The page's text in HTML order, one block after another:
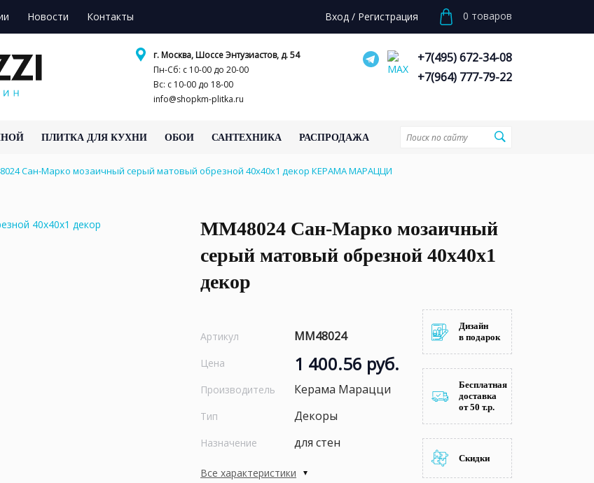
Новости Контакты Вход / Регистрация 0 товаров
г. Москва, Шоссе Энтузиастов, д. 54
Пн-Сб: с 10-00 до 20-00
Вс: с 10-00 до 18-00
info@shopkm-plitka.ru
+7(495) 672-34-08
+7(964) 777-79-22
ПЛИТКА ДЛЯ КУХНИ ОБОИ САНТЕХНИКА РАСПРОДАЖА
Сан-Марко мозаичный серый матовый обрезной 40x40x1 декор КЕРАМА МАРАЦЦИ
MM48024 Сан-Марко мозаичный
серый матовый обрезной 40x40x1
декор
Артикул MM48024
Цена 1 400.56 руб.
Производитель Керама Марацци
Тип Декоры
Назначение для стен
Все характеристики
Дизайн
в подарок
Бесплатная
доставка
от 50 т.р.
Скидки